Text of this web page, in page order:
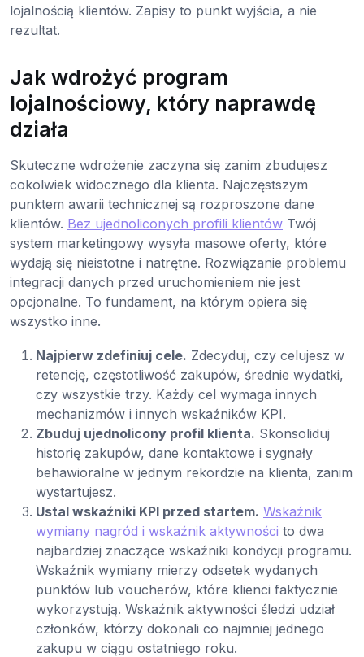
lojalnością klientów. Zapisy to punkt wyjścia, a nie
rezultat.
Jak wdrożyć program
lojalnościowy, który naprawdę
działa
Skuteczne wdrożenie zaczyna się zanim zbudujesz
cokolwiek widocznego dla klienta. Najczęstszym
punktem awarii technicznej są rozproszone dane
klientów. Bez ujednoliconych profili klientów Twój
system marketingowy wysyła masowe oferty, które
wydają się nieistotne i natrętne. Rozwiązanie problemu
integracji danych przed uruchomieniem nie jest
opcjonalne. To fundament, na którym opiera się
wszystko inne.
Najpierw zdefiniuj cele. Zdecyduj, czy celujesz w
retencję, częstotliwość zakupów, średnie wydatki,
czy wszystkie trzy. Każdy cel wymaga innych
mechanizmów i innych wskaźników KPI.
Zbuduj ujednolicony profil klienta. Skonsoliduj
historię zakupów, dane kontaktowe i sygnały
behawioralne w jednym rekordzie na klienta, zanim
wystartujesz.
Ustal wskaźniki KPI przed startem. Wskaźnik
wymiany nagród i wskaźnik aktywności to dwa
najbardziej znaczące wskaźniki kondycji programu.
Wskaźnik wymiany mierzy odsetek wydanych
punktów lub voucherów, które klienci faktycznie
wykorzystują. Wskaźnik aktywności śledzi udział
członków, którzy dokonali co najmniej jednego
zakupu w ciągu ostatniego roku.